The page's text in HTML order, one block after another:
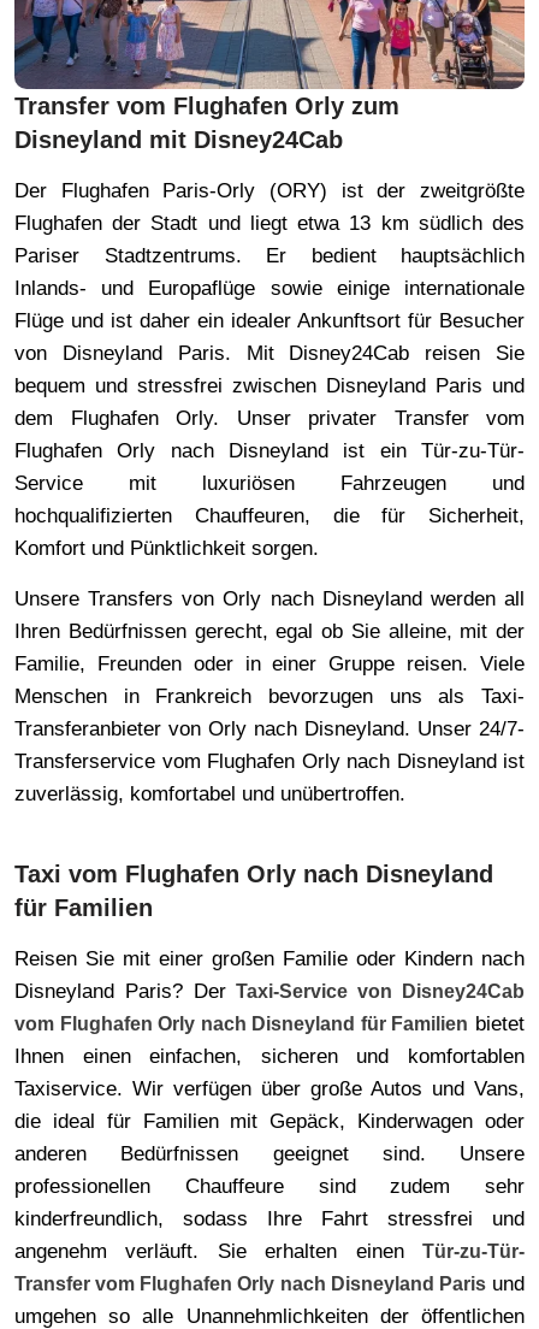
Transfer vom Flughafen Orly zum
Disneyland mit Disney24Cab
Der Flughafen Paris-Orly (ORY) ist der zweitgrößte
Flughafen der Stadt und liegt etwa 13 km südlich des
Pariser Stadtzentrums. Er bedient hauptsächlich
Inlands- und Europaflüge sowie einige internationale
Flüge und ist daher ein idealer Ankunftsort für Besucher
von Disneyland Paris. Mit Disney24Cab reisen Sie
bequem und stressfrei zwischen Disneyland Paris und
dem Flughafen Orly. Unser privater Transfer vom
Flughafen Orly nach Disneyland ist ein Tür-zu-Tür-
Service mit luxuriösen Fahrzeugen und
hochqualifizierten Chauffeuren, die für Sicherheit,
Komfort und Pünktlichkeit sorgen.
Unsere Transfers von Orly nach Disneyland werden all
Ihren Bedürfnissen gerecht, egal ob Sie alleine, mit der
Familie, Freunden oder in einer Gruppe reisen. Viele
Menschen in Frankreich bevorzugen uns als Taxi-
Transferanbieter von Orly nach Disneyland. Unser 24/7-
Transferservice vom Flughafen Orly nach Disneyland ist
zuverlässig, komfortabel und unübertroffen.
Taxi vom Flughafen Orly nach Disneyland
für Familien
Reisen Sie mit einer großen Familie oder Kindern nach
Disneyland Paris? DerTaxi-Service von Disney24Cab
vom Flughafen Orly nach Disneyland für Familien bietet
Ihnen einen einfachen, sicheren und komfortablen
Taxiservice. Wir verfügen über große Autos und Vans,
die ideal für Familien mit Gepäck, Kinderwagen oder
anderen Bedürfnissen geeignet sind. Unsere
professionellen Chauffeure sind zudem sehr
kinderfreundlich, sodass Ihre Fahrt stressfrei und
angenehm verläuft. Sie erhalten einen Tür-zu-Tür-
Transfer vom Flughafen Orly nach Disneyland Parisund
umgehen so alle Unannehmlichkeiten der öffentlichen